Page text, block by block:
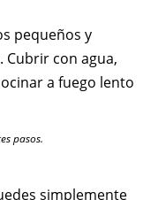
pequeños y
Cubrir con agua,
a fuego lento
pasos.
simplemente